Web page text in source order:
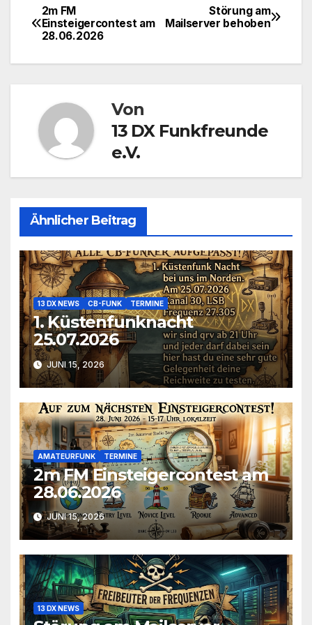
BeitragsnavigationStörung am
Mailserver behoben
2m FM
Einsteigercontest am
28.06.2026
Von
13 DX Funkfreunde
e.V.
Ähnlicher Beitrag
13 DX NEWS CB-FUNK TERMINE
1. Küstenfunknacht
25.07.2026
JUNI 15, 2026
AMATEURFUNK TERMINE
2m FM Einsteigercontest am
28.06.2026
JUNI 15, 2026
13 DX NEWS